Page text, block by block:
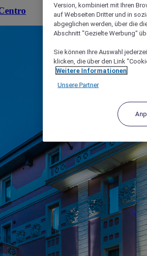
Version, kombiniert mit Ihren
auf Webseiten Dritter und in
abgeglichen werden, über die
Abschnitt "Gezielte Werbung“
Sie können Ihre Auswahl
klicken, die über den Link
Weitere Informationen
Unsere Partner